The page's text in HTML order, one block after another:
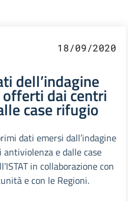
18/09/2020
dell’indagine
offerti dai centri
case rifugio
dati emersi dall’indagine
e dalle case
in collaborazione con
e con le Regioni.